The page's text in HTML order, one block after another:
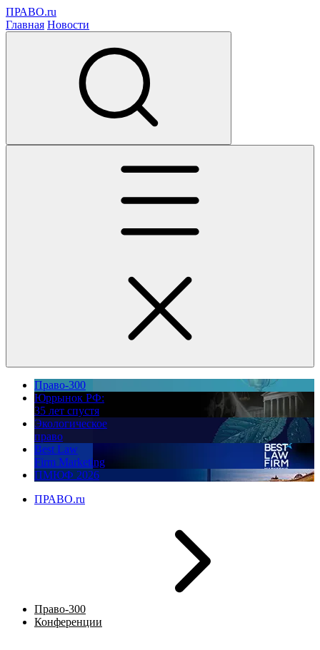
ПРАВО.ru
Главная Новости
Право-300
Юррынок РФ:
35 лет спустя
Экологическое
право
Best Law
Firm Marketing
ПМЮФ 2026
ПРАВО.ru
Право-300
Конференции